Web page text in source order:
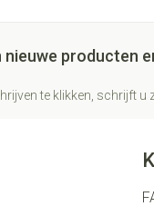
nieuwe producten
te klikken, schrijft